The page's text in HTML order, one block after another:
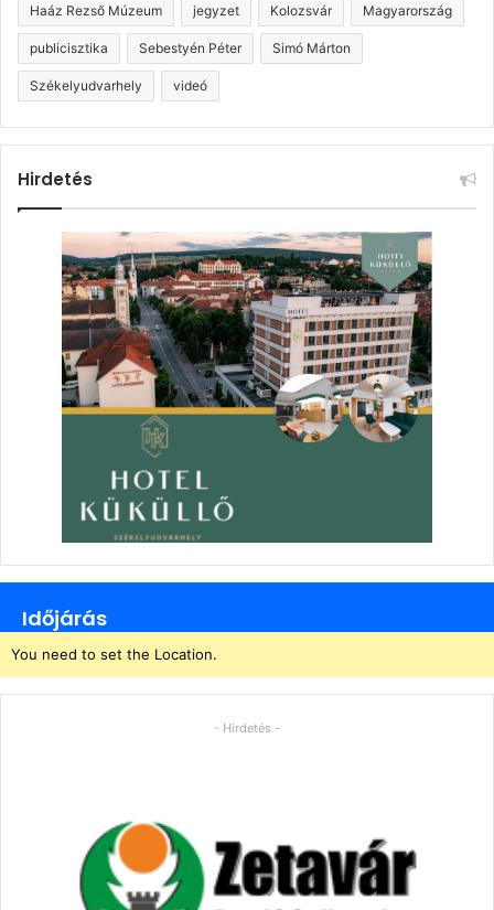
Haáz Rezső Múzeum jegyzet Kolozsvár Magyarország
publicisztika Sebestyén Péter Simó Márton
Székelyudvarhely videó
Hirdetés
Időjárás
You need to set the Location.
- Hirdetés -